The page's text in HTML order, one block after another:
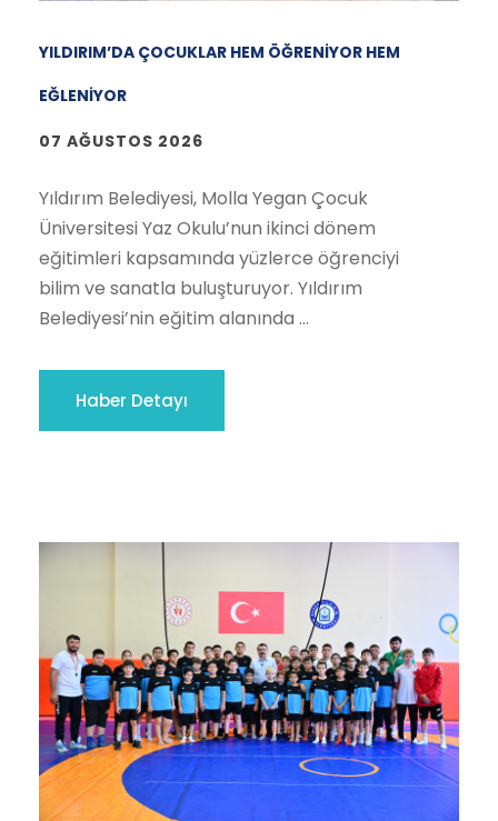
YILDIRIM’DA ÇOCUKLAR HEM ÖĞRENİYOR HEM
EĞLENİYOR
07 AĞUSTOS 2026
Yıldırım Belediyesi, Molla Yegan Çocuk
Üniversitesi Yaz Okulu’nun ikinci dönem
eğitimleri kapsamında yüzlerce öğrenciyi
bilim ve sanatla buluşturuyor. Yıldırım
Belediyesi’nin eğitim alanında ...
Haber Detayı